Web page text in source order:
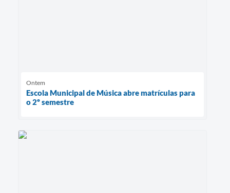
Ontem
Escola Municipal de Música abre matrículas para
o 2º semestre